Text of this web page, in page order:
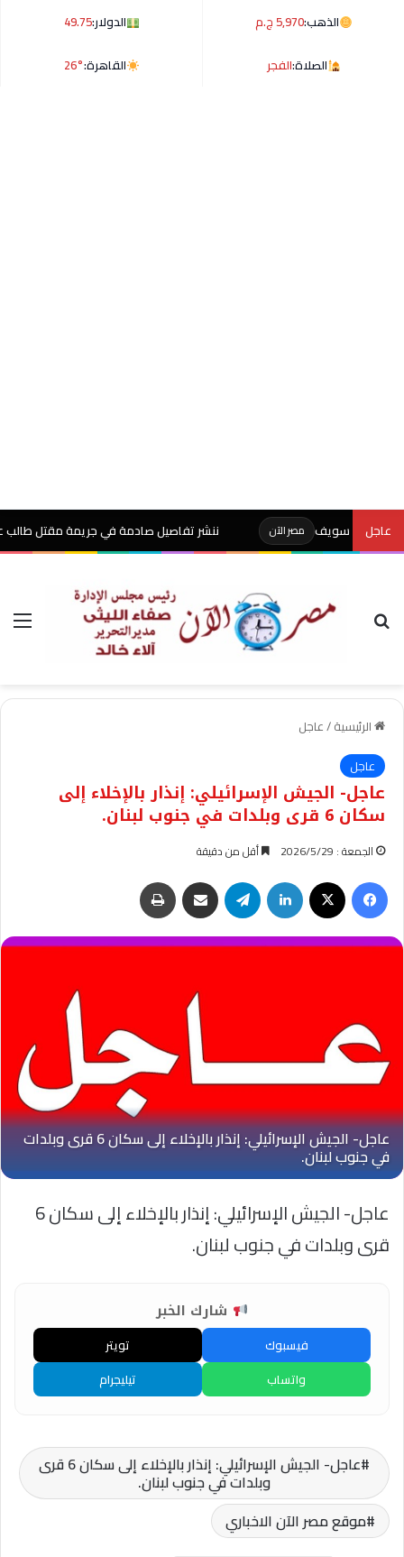
الذهب:5,970 ج.م الدولار:49.75
الصلاة:الفجر القاهرة:26°
عاجل مصر الآن ننشر تفاصيل صادمة في جريمة مقتل طالب على يد
بحث عن
الرئيسية/عاجل
عاجل
عاجل- الجيش الإسرائيلي: إنذار بالإخلاء إلى
سكان 6 قرى وبلدات في جنوب لبنان.
الجمعة : 2026/5/29 أقل من دقيقة
فيسبوك لينكدإن تيلقرام مشاركة عبر البريد
عاجل- الجيش الإسرائيلي: إنذار بالإخلاء إلى سكان 6
قرى وبلدات في جنوب لبنان.
شارك الخبر
فيسبوك
تويتر
واتساب
تيليجرام
عاجل- الجيش الإسرائيلي: إنذار بالإخلاء إلى سكان 6 قرى
وبلدات في جنوب لبنان.
موقع مصر الآن الاخباري